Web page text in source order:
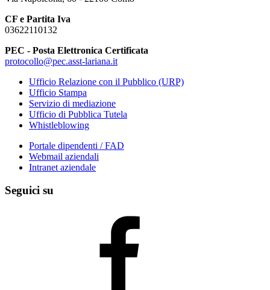
CF e Partita Iva
03622110132
PEC - Posta Elettronica Certificata
protocollo@pec.asst-lariana.it
Ufficio Relazione con il Pubblico (URP)
Ufficio Stampa
Servizio di mediazione
Ufficio di Pubblica Tutela
Whistleblowing
Portale dipendenti / FAD
Webmail aziendali
Intranet aziendale
Seguici su